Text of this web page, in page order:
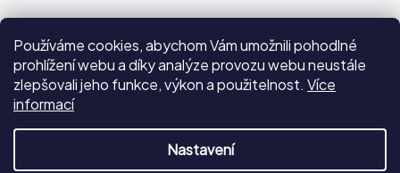
Používáme cookies, abychom Vám umožnili pohodlné
prohlížení webu a díky analýze provozu webu neustále
zlepšovali jeho funkce, výkon a použitelnost. Více
informací
Nastavení
Facebook